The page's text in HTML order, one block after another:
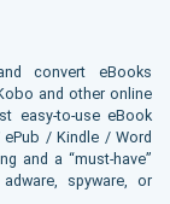
convert eBooks
and other online
easy-to-use eBook
/ Kindle / Word
and a “must-have”
spyware, or